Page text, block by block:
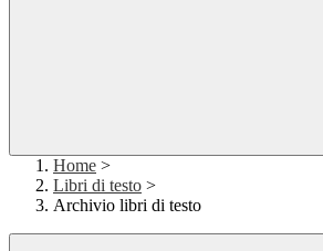
Home >
Libri di testo >
Archivio libri di testo